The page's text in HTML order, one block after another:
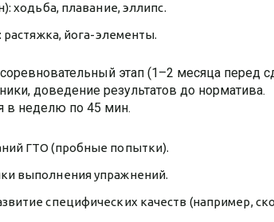
ходьба, плавание, эллипс.
растяжка, йога-элементы.
этап (1–2 месяца перед
доведение результатов до норматива.
в неделю по 45 мин.
ГТО (пробные попытки).
выполнения упражнений.
специфических качеств (например,